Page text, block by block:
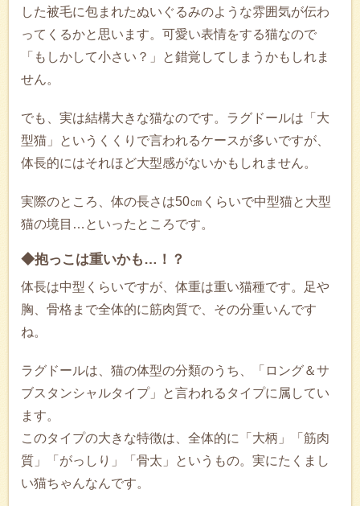
した被毛に包まれたぬいぐるみのような雰囲気が伝わ
ってくるかと思います。可愛い表情をする猫なので
「もしかして小さい？」と錯覚してしまうかもしれま
せん。
でも、実は結構大きな猫なのです。ラグドールは「大
型猫」というくくりで言われるケースが多いですが、
体長的にはそれほど大型感がないかもしれません。
実際のところ、体の長さは50㎝くらいで中型猫と大型
猫の境目…といったところです。
◆抱っこは重いかも…！？
体長は中型くらいですが、体重は重い猫種です。足や
胸、骨格まで全体的に筋肉質で、その分重いんです
ね。
ラグドールは、猫の体型の分類のうち、「ロング＆サ
ブスタンシャルタイプ」と言われるタイプに属してい
ます。
このタイプの大きな特徴は、全体的に「大柄」「筋肉
質」「がっしり」「骨太」というもの。実にたくまし
い猫ちゃんなんです。